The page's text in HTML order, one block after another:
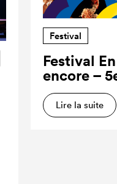
Festival
Festival
encore –
Lire la suite